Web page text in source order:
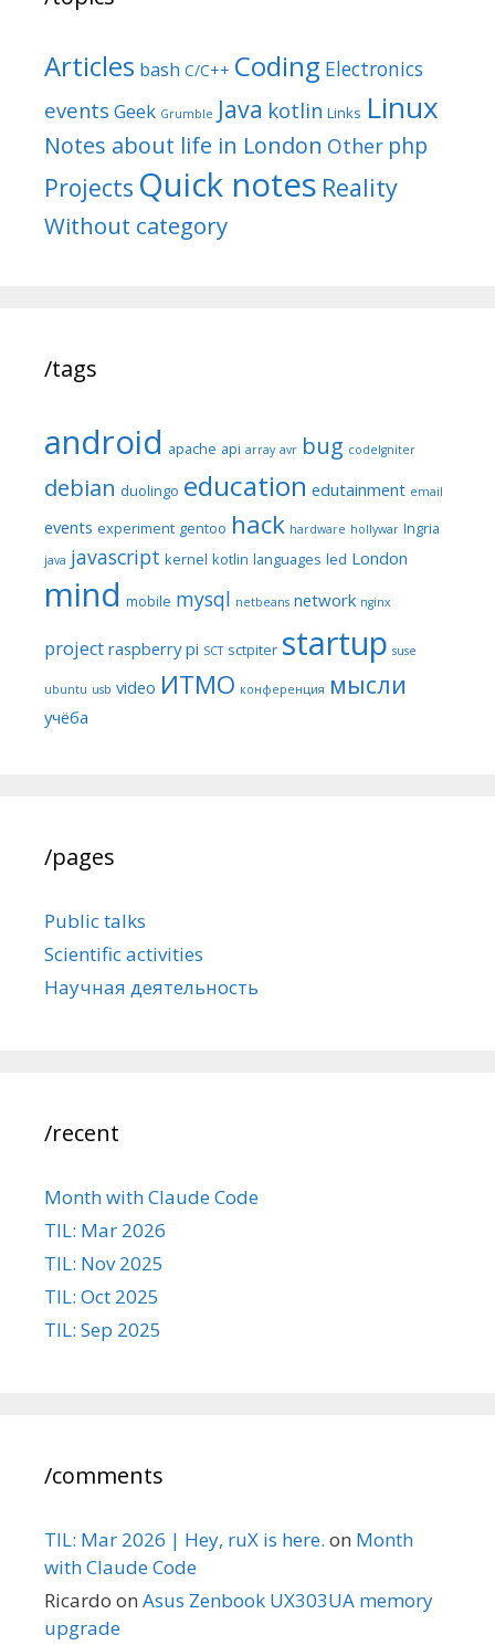
Articles bash C/C++ Coding Electronics
events Geek Grumble Java kotlin Links Linux
Notes about life in London Other php
Projects Quick notes Reality
Without category
/tags
android apache api array avr bug codeIgniter
debian duolingo education edutainment email
events experiment gentoo hack hardware hollywar Ingria
java javascript kernel kotlin languages led London
mind mobile mysql netbeans network nginx
project raspberry pi SCT sctpiter startup suse
ubuntu usb video ИТМО конференция мысли
учёба
/pages
Public talks
Scientific activities
Научная деятельность
/recent
Month with Claude Code
TIL: Mar 2026
TIL: Nov 2025
TIL: Oct 2025
TIL: Sep 2025
/comments
TIL: Mar 2026 | Hey, ruX is here. on Month
with Claude Code
Ricardo on Asus Zenbook UX303UA memory
upgrade